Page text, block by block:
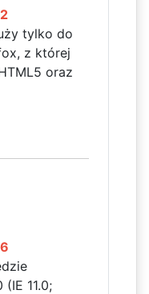
tylko do
z której
oraz
11.0;